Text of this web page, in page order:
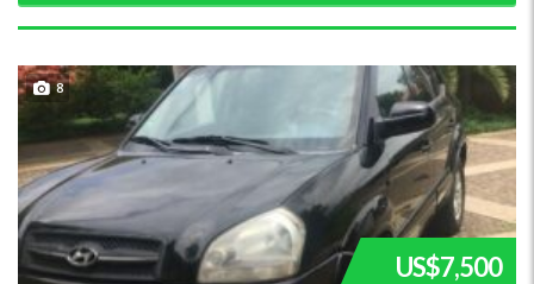
8
US$7,500